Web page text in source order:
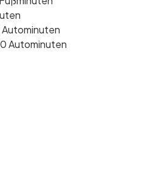
Autominuten
Autominuten